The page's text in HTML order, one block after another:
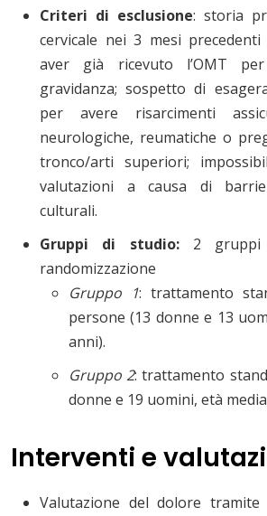
Criteri di esclusione: storia
cervicale nei 3 mesi
aver già ricevuto l’OMT
gravidanza; sospetto di
per avere risarcimenti
neurologiche, reumatiche o
tronco/arti superiori;
valutazioni a causa di
culturali.
Gruppi di studio:2 gruppi
randomizzazione
Gruppo 1: trattamento
persone (13 donne e 13
anni).
Gruppo 2: trattamento
donne e 19 uomini, età
Interventi e
Valutazione del dolore tramite